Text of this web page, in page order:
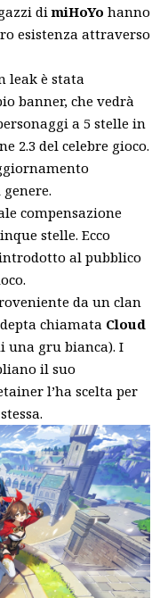
dimiHoYo hanno
esistenza attraverso
leak è stata
banner, che vedrà
a 5 stelle in
2.3 del celebre gioco.
compensazione
stelle. Ecco
al pubblico
da un clan
chiamata Cloud
una gru bianca). I
il suo
l’ha scelta per